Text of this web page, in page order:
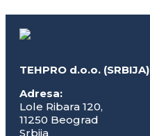
TEHPRO d.o.o. (SRBIJA)
Adresa:
Lole Ribara 120,
11250 Beograd
Srbija